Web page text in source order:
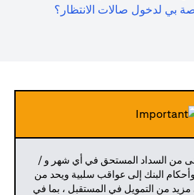
بي لدخول صالات الانتظار؟
من السداد المستحق في أي شهر و /
البنك إلى عواقب سلبية ويحد من
من التمويل في المستقبل ، بما في